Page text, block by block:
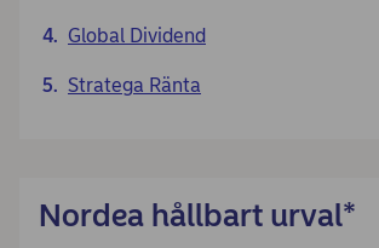
Global Dividend
Stratega Ränta
Nordea hållbart urval*